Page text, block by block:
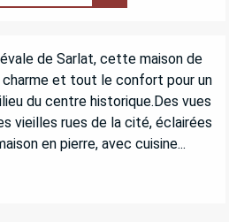
de Sarlat, cette maison de
et tout le confort pour un
du centre historique.Des vues
vieilles rues de la cité, éclairées
en pierre, avec cuisine...